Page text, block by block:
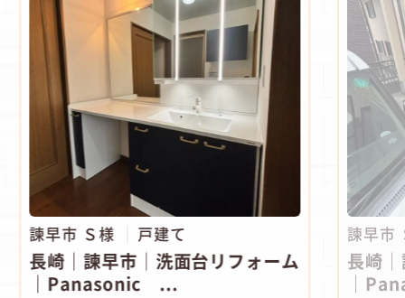
諫早市 Ｓ様 戸建て
長崎｜諫早市│洗面台リフォーム
｜Panasonic ...
諫早市
長崎
｜